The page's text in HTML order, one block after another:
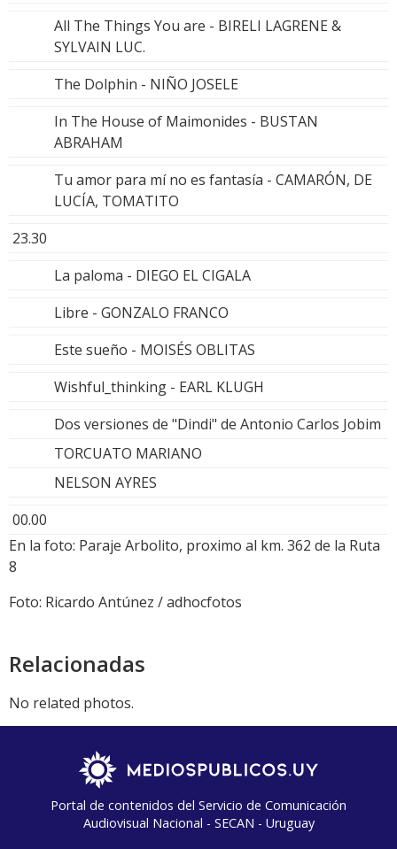
All The Things You are - BIRELI LAGRENE &
SYLVAIN LUC.
The Dolphin - NIÑO JOSELE
In The House of Maimonides - BUSTAN
ABRAHAM
Tu amor para mí no es fantasía - CAMARÓN, DE
LUCÍA, TOMATITO
23.30
La paloma - DIEGO EL CIGALA
Libre - GONZALO FRANCO
Este sueño - MOISÉS OBLITAS
Wishful_thinking - EARL KLUGH
Dos versiones de "Dindi" de Antonio Carlos Jobim
TORCUATO MARIANO
NELSON AYRES
00.00
En la foto: Paraje Arbolito, proximo al km. 362 de la Ruta
8
Foto: Ricardo Antúnez / adhocfotos
Relacionadas
No related photos.
Portal de contenidos del Servicio de Comunicación
Audiovisual Nacional - SECAN - Uruguay